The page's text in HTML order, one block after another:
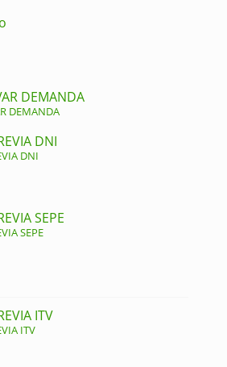
DEMANDA
DEMANDA
DNI
DNI
SEPE
SEPE
ITV
ITV